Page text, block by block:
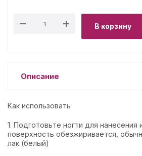
В корзину
Описание
Как использовать
1. Подготовьте ногти для нанесения
поверхность обезжиривается,
лак (белый)